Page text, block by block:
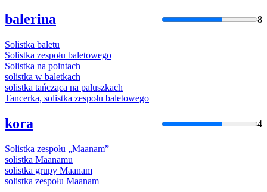
balerina 8
Solistka baletu
Solistka zespołu baletowego
Solistka na pointach
solistka w baletkach
solistka tańcząca na paluszkach
Tancerka, solistka zespołu baletowego
kora 4
Solistka zespołu „Maanam”
solistka Maanamu
solistka grupy Maanam
solistka zespołu Maanam